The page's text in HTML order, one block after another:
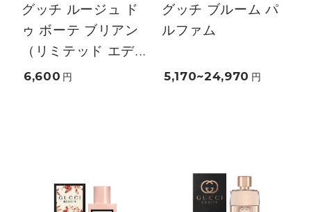
グッチ ルージュ ド
ゥ ボーテ ブリアン
（リミテッド エデ...
6,600 円
グッチ ブルーム パ
ルファム
5,170~24,970 円